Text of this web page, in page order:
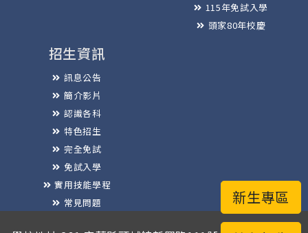
新生專區
115年免試入學
頭家80年校慶
招生資訊
訊息公告
簡介影片
認識各科
特色招生
完全免試
免試入學
實用技能學程
常見問題